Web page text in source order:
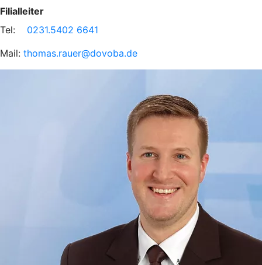
Filialleiter
Tel: 0231.5402 6641
Mail: thomas.rauer@dovoba.de